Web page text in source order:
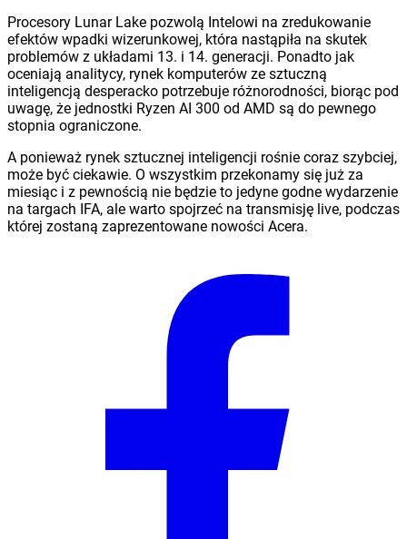
Procesory Lunar Lake pozwolą Intelowi na zredukowanie
efektów wpadki wizerunkowej, która nastąpiła na skutek
problemów z układami 13. i 14. generacji. Ponadto jak
oceniają analitycy, rynek komputerów ze sztuczną
inteligencją desperacko potrzebuje różnorodności, biorąc pod
uwagę, że jednostki Ryzen AI 300 od AMD są do pewnego
stopnia ograniczone.
A ponieważ rynek sztucznej inteligencji rośnie coraz szybciej,
może być ciekawie. O wszystkim przekonamy się już za
miesiąc i z pewnością nie będzie to jedyne godne wydarzenie
na targach IFA, ale warto spojrzeć na transmisję live, podczas
której zostaną zaprezentowane nowości Acera.